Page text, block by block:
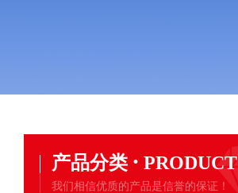
产品分类 · PRODUCT
我们相信优质的产品是信誉的保证！